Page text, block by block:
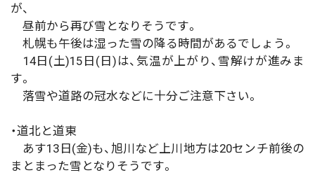
が、
昼前から再び雪となりそうです。
札幌も午後は湿った雪の降る時間があるでしょう。
14日(土)15日(日)は、気温が上がり、雪解けが進みま
す。
落雪や道路の冠水などに十分ご注意下さい。
・道北と道東
あす13日(金)も、旭川など上川地方は20センチ前後の
まとまった雪となりそうです。